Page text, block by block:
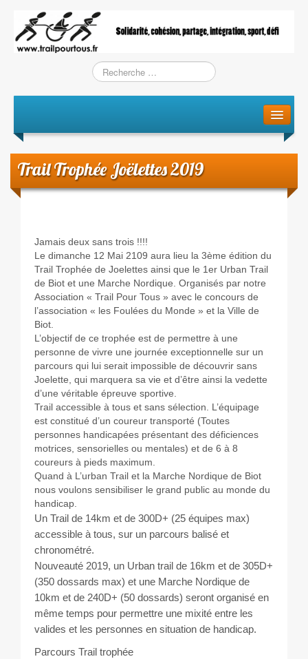
L’Association
Training / Courses
Entraînements
Les courses
Rugby Riviera Fauteuil
On parle de nous
Partenaires & remerciements
Partenaires
Remerciements
Contact
Trail Trophée Joëlettes 2019
Jamais deux sans trois !!!!
Le dimanche 12 Mai 2109 aura lieu la 3ème édition du
Trail Trophée de Joelettes ainsi que le 1er Urban Trail
de Biot et une Marche Nordique. Organisés par notre
Association « Trail Pour Tous » avec le concours de
l’association « les Foulées du Monde » et la Ville de
Biot.
L’objectif de ce trophée est de permettre à une
personne de vivre une journée exceptionnelle sur un
parcours qui lui serait impossible de découvrir sans
Joelette, qui marquera sa vie et d’être ainsi la vedette
d’une véritable épreuve sportive.
Trail accessible à tous et sans sélection. L’équipage
est constitué d’un coureur transporté (Toutes
personnes handicapées présentant des déficiences
motrices, sensorielles ou mentales) et de 6 à 8
coureurs à pieds maximum.
Quand à L’urban Trail et la Marche Nordique de Biot
nous voulons sensibiliser le grand public au monde du
handicap.
Un Trail de 14km et de 300D+ (25 équipes max)
accessible à tous, sur un parcours balisé et
chronométré.
Nouveauté 2019, un Urban trail de 16km et de 305D+
(350 dossards max) et une Marche Nordique de
10km et de 240D+ (50 dossards) seront organisé en
même temps pour permettre une mixité entre les
valides et les personnes en situation de handicap.
Parcours Trail trophée